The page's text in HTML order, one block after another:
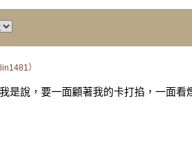
）
我是說，要一面顧著我的卡打掐，一面看